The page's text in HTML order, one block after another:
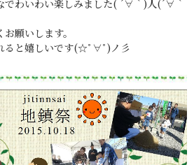
でわいわい楽しみました( ´∀｀)人(´∀｀
願いします。
ると嬉しいです(☆ﾟ∀ﾟ)ノ彡